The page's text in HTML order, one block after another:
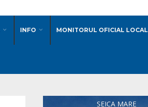
INFO MONITORUL OFICIAL LOCAL
SEICA MARE